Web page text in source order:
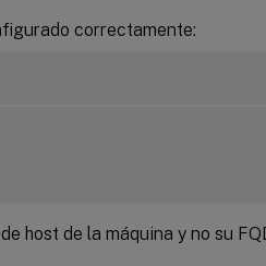
correctamente:
host de la máquina y no su